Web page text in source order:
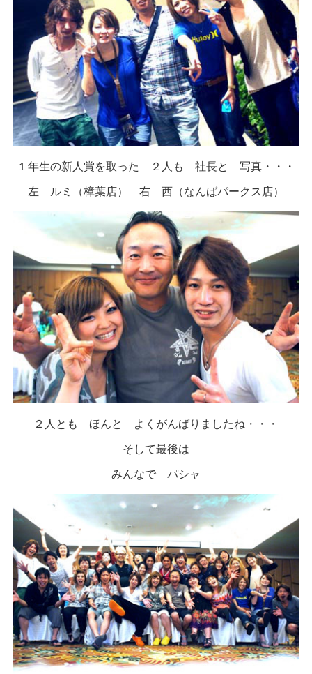
１年生の新人賞を取った ２人も 社長と 写真・・・
左 ルミ（樟葉店） 右 西（なんばパークス店）
２人とも ほんと よくがんばりましたね・・・
そして最後は
みんなで パシャ